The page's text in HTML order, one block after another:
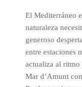
El Mediterráneo
naturaleza
generoso
entre estaciones
actualiza al ritmo
Mar d’Amunt